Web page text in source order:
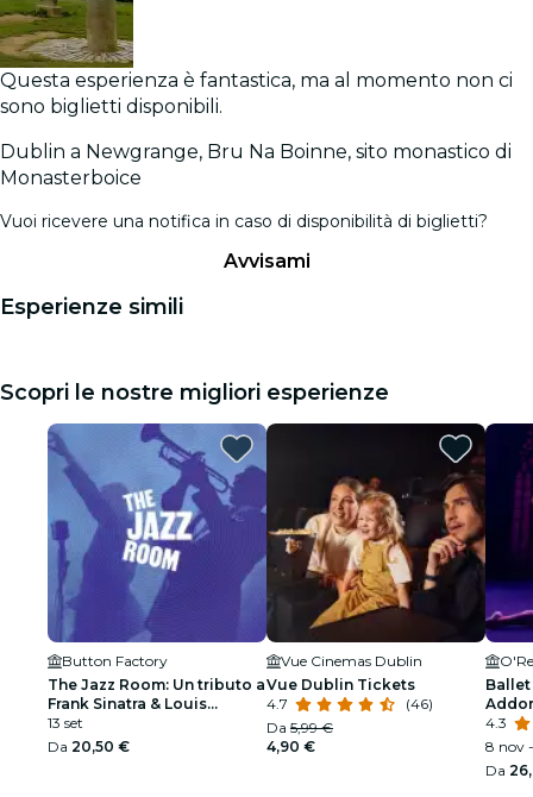
Questa esperienza è fantastica, ma al momento non ci
sono biglietti disponibili.
Dublin a Newgrange, Bru Na Boinne, sito monastico di
Monasterboice
Vuoi ricevere una notifica in caso di disponibilità di biglietti?
Avvisami
Esperienze simili
Scopri le nostre migliori esperienze
Button Factory
The Jazz Room: Un tributo a
Frank Sinatra & Louis
Armstrong
13 set
Da 20,50 €
Vue Cinemas Dublin
Vue Dublin Tickets
4.7
(46)
Da 5,99 €
4,90 €
Ballet
4.3
8 nov
Da